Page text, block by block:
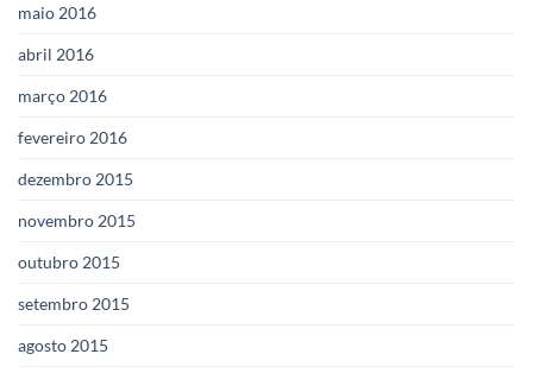
maio 2016
abril 2016
março 2016
fevereiro 2016
dezembro 2015
novembro 2015
outubro 2015
setembro 2015
agosto 2015